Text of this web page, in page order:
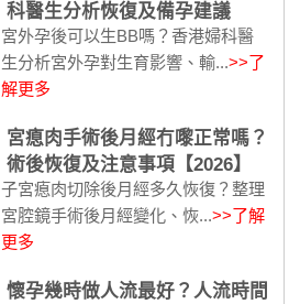
科醫生分析恢復及備孕建議
宮外孕後可以生BB嗎？香港婦科醫
生分析宮外孕對生育影響、輸...>>了
解更多
宮瘜肉手術後月經冇嚟正常嗎？
術後恢復及注意事項【2026】
子宮瘜肉切除後月經多久恢復？整理
宮腔鏡手術後月經變化、恢...>>了解
更多
懷孕幾時做人流最好？人流時間